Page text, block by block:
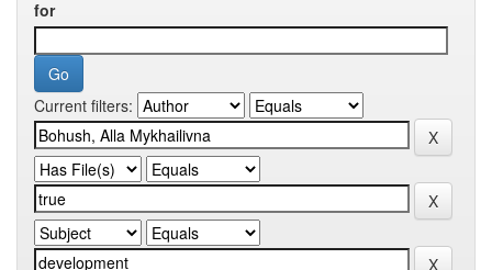
for
Current filters: